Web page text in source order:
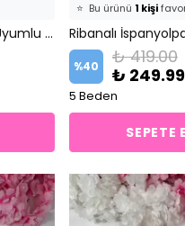
Lisanslı La'ciel 2-11 Yaş Uyumlu Triko %100 Pamuklu Kahverengi Bere
⭐️ Bu ürünü 1 kişi
🛒 0 kişi sepetine
Bugün0 adet
%40
₺ 419.00
₺ 249.99
5 Beden
SEPETE